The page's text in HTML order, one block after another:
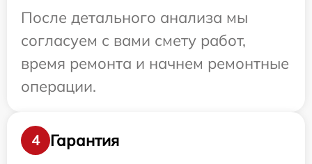
После детального анализа мы
согласуем с вами смету работ,
время ремонта и начнем ремонтные
операции.
4
Гарантия